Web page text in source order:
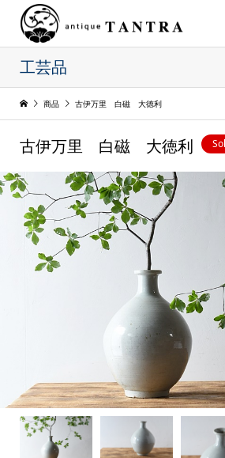
工芸品
商品 古伊万里 白磁 大徳利
古伊万里 白磁 大徳利